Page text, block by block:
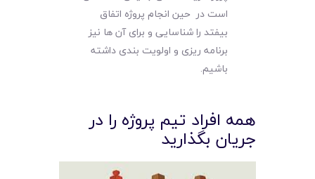
است در حین انجام پروژه اتفاق
بیفتد را شناسایی و برای آن ها نیز
برنامه ریزی و اولویت بندی داشته
باشیم.
همه افراد تیم پروژه را در
جریان بگذارید